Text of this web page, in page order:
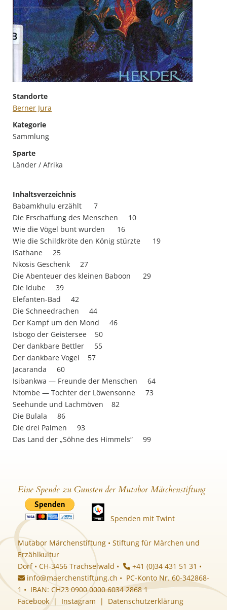
Standorte
Berner Jura
Kategorie
Sammlung
Sparte
Länder / Afrika
Inhaltsverzeichnis
Babamkhulu erzählt 7
Die Erschaffung des Menschen 10
Wie die Vögel bunt wurden 16
Wie die Schildkröte den König stürzte 19
iSathane 25
Nkosis Geschenk 27
Die Abenteuer des kleinen Baboon 29
Die Idube 39
Elefanten-Bad 42
Die Schneedrachen 44
Der Kampf um den Mond 46
Isbogo der Geistersee 50
Der dankbare Bettler 55
Der dankbare Vogel 57
Jacaranda 60
Isibankwa — Freunde der Menschen 64
Ntombe — Tochter der Löwensonne 73
Seehunde und Lachmöven 82
Die Bulala 86
Die drei Palmen 93
Das Land der „Söhne des Himmels“ 99
Eine Spende zu Gunsten der Mutabor Märchenstiftung
Spenden mit Twint
Mutabor Märchenstiftung • Stiftung für Märchen und
Erzählkultur
Dorf • CH-3456 Trachselwald •
+41 (0)34 431 51 31 •
info@maerchenstiftung.ch • PC-Konto Nr. 60-342868-
1 • IBAN: CH23 0900 0000 6034 2868 1
Facebook| Instagram | Datenschutzerklärung